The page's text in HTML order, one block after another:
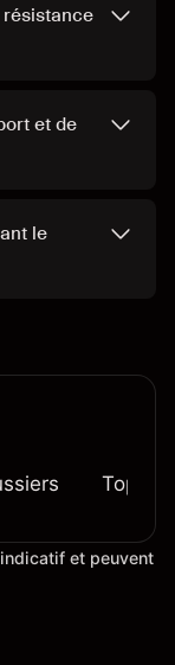
résistance
et de
le
Top
et peuvent